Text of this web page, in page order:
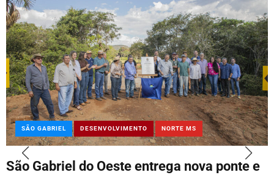
SÃO GABRIEL DESENVOLVIMENTO NORTE MS
São Gabriel do Oeste entrega nova ponte e